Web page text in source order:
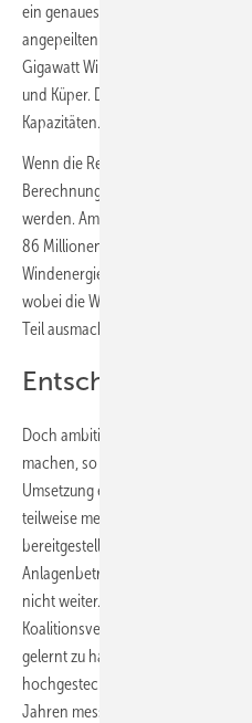
ein genaues Ziel zum Windausbau
angepeilten Ökostromanteile
Gigawatt Windkraft in neun Jahren
und Küper. Das entspricht etwa
Kapazitäten.
Wenn die Regierung ihre Ziele bis
Berechnungen 172 Millionen
werden. Am meisten
86 Millionen Tonnen CO2 würde
Windenergie könnte insgesamt
wobei die Windkraft an Land mit
Teil ausmacht.
Entscheidend
Doch ambitionierte Ziele allein
machen, so das IW. Die
Umsetzung entscheidend ist. Denn
teilweise mehrere Jahre dauerten,
bereitgestellt würden und auch die
Anlagenbetreiber nicht gegeben
nicht weiter. „Die Ampel adressiert
Koalitionsvertrag und scheint aus
gelernt zu haben“, sagt IW-
hochgesteckten Zielen müsse sich
Jahren messen lassen. (kw)